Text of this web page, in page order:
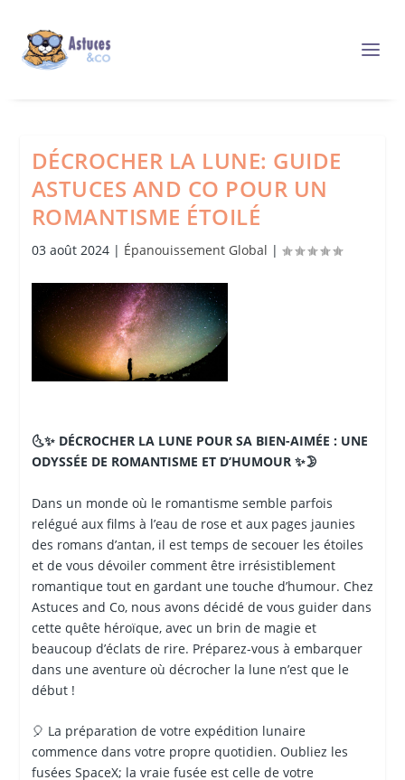
DÉCROCHER LA LUNE: GUIDE
ASTUCES AND CO POUR UN
ROMANTISME ÉTOILÉ
03 août 2024| Épanouissement Global |
🌜✨ DÉCROCHER LA LUNE POUR SA BIEN-AIMÉE : UNE
ODYSSÉE DE ROMANTISME ET D’HUMOUR ✨🌛
Dans un monde où le romantisme semble parfois
relégué aux films à l’eau de rose et aux pages jaunies
des romans d’antan, il est temps de secouer les étoiles
et de vous dévoiler comment être irrésistiblement
romantique tout en gardant une touche d’humour. Chez
Astuces and Co, nous avons décidé de vous guider dans
cette quête héroïque, avec un brin de magie et
beaucoup d’éclats de rire. Préparez-vous à embarquer
dans une aventure où décrocher la lune n’est que le
début !
🎈 La préparation de votre expédition lunaire
commence dans votre propre quotidien. Oubliez les
fusées SpaceX; la vraie fusée est celle de votre